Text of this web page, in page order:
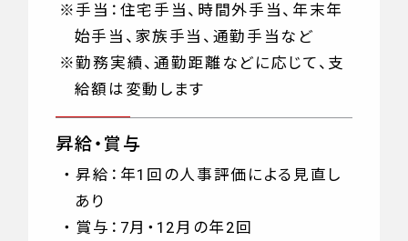
※手当：住宅手当、時間外手当、年末年
始手当、家族手当、通勤手当など
※勤務実績、通勤距離などに応じて、支
給額は変動します
昇給・賞与
・昇給：年1回の人事評価による見直し
あり
・賞与：7月・12月の年2回